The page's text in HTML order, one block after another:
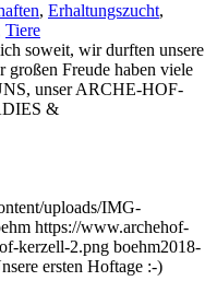
, Erhaltungszucht,
Tiere
soweit, wir durften unsere
großen Freude haben viele
unser ARCHE-HOF-
&
uploads/IMG-
https://www.archehof-
kerzell-2.png boehm2018-
ersten Hoftage :-)